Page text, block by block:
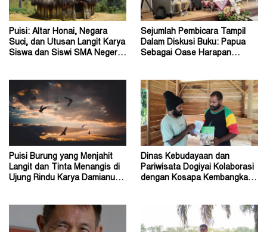
Puisi: Altar Honai, Negara
Suci, dan Utusan Langit Karya
Siswa dan Siswi SMA Negeri 1
Sejumlah Pembicara Tampil
Dalam Diskusi Buku: Papua
Sebagai Oase Harapan
Puisi Burung yang Menjahit
Langit dan Tinta Menangis di
Ujung Rindu Karya Damianus
Dinas Kebudayaan dan
Pariwisata Dogiyai Kolaborasi
dengan Kosapa Kembangkan